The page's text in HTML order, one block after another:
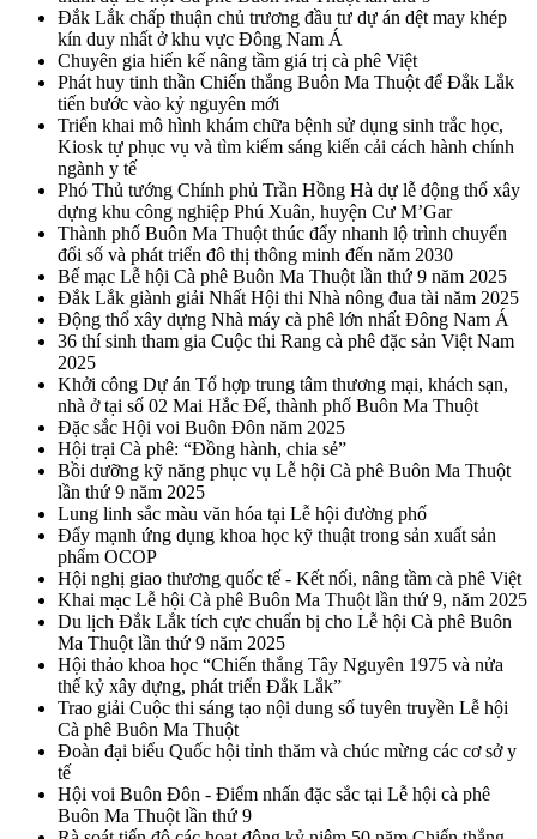
Đắk Lắk chấp thuận chủ trương đầu tư dự án dệt may khép
kín duy nhất ở khu vực Đông Nam Á
Chuyên gia hiến kế nâng tầm giá trị cà phê Việt
Phát huy tinh thần Chiến thắng Buôn Ma Thuột để Đắk Lắk
tiến bước vào kỷ nguyên mới
Triển khai mô hình khám chữa bệnh sử dụng sinh trắc học,
Kiosk tự phục vụ và tìm kiếm sáng kiến cải cách hành chính
ngành y tế
Phó Thủ tướng Chính phủ Trần Hồng Hà dự lễ động thổ xây
dựng khu công nghiệp Phú Xuân, huyện Cư M’Gar
Thành phố Buôn Ma Thuột thúc đẩy nhanh lộ trình chuyển
đổi số và phát triển đô thị thông minh đến năm 2030
Bế mạc Lễ hội Cà phê Buôn Ma Thuột lần thứ 9 năm 2025
Đắk Lắk giành giải Nhất Hội thi Nhà nông đua tài năm 2025
Động thổ xây dựng Nhà máy cà phê lớn nhất Đông Nam Á
36 thí sinh tham gia Cuộc thi Rang cà phê đặc sản Việt Nam
2025
Khởi công Dự án Tổ hợp trung tâm thương mại, khách sạn,
nhà ở tại số 02 Mai Hắc Đế, thành phố Buôn Ma Thuột
Đặc sắc Hội voi Buôn Đôn năm 2025
Hội trại Cà phê: “Đồng hành, chia sẻ”
Bồi dưỡng kỹ năng phục vụ Lễ hội Cà phê Buôn Ma Thuột
lần thứ 9 năm 2025
Lung linh sắc màu văn hóa tại Lễ hội đường phố
Đẩy mạnh ứng dụng khoa học kỹ thuật trong sản xuất sản
phẩm OCOP
Hội nghị giao thương quốc tế - Kết nối, nâng tầm cà phê Việt
Khai mạc Lễ hội Cà phê Buôn Ma Thuột lần thứ 9, năm 2025
Du lịch Đắk Lắk tích cực chuẩn bị cho Lễ hội Cà phê Buôn
Ma Thuột lần thứ 9 năm 2025
Hội thảo khoa học “Chiến thắng Tây Nguyên 1975 và nửa
thế kỷ xây dựng, phát triển Đắk Lắk”
Trao giải Cuộc thi sáng tạo nội dung số tuyên truyền Lễ hội
Cà phê Buôn Ma Thuột
Đoàn đại biểu Quốc hội tỉnh thăm và chúc mừng các cơ sở y
tế
Hội voi Buôn Đôn - Điểm nhấn đặc sắc tại Lễ hội cà phê
Buôn Ma Thuột lần thứ 9